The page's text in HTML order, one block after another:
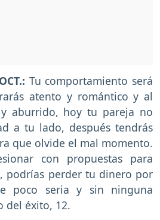
Tu comportamiento será
atento y romántico y al
aburrido, hoy tu pareja no
a tu lado, después tendrás
que olvide el mal momento.
con propuestas para
podrías perder tu dinero por
poco seria y sin ninguna
del éxito, 12.